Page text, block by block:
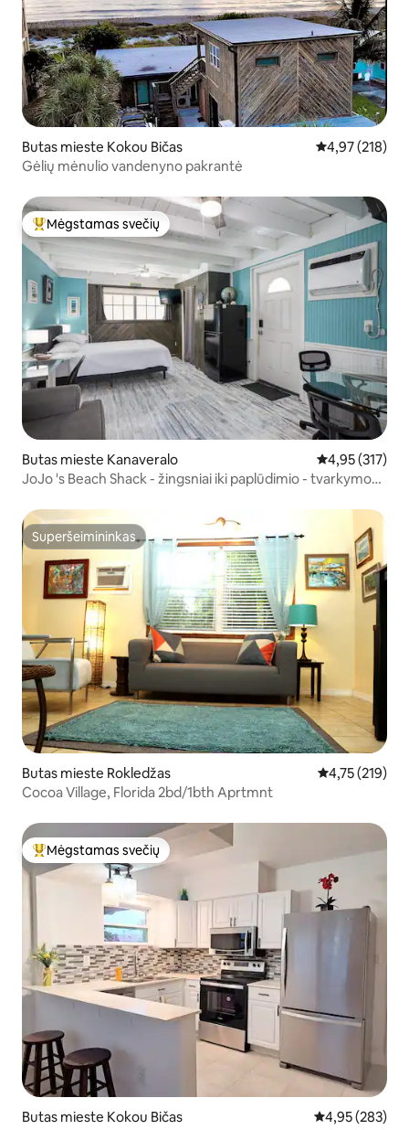
Butas mieste Kokou Bičas Vidutinis
4,97 (218)
Gėlių mėnulio vandenyno pakrantė
Svečių mėgstamiausias
Mėgstamas svečių
Butas mieste Kanaveralo Vidutinis
4,95 (317)
JoJo 's Beach Shack - žingsniai iki paplūdimio - tvarkymo
Superšeimininkas
Superšeimininkas
Butas mieste Rokledžas Vidutinis
4,75 (219)
Cocoa Village, Florida 2bd/1bth Aprtmnt
Svečių mėgstamiausias
Mėgstamas svečių
Butas mieste Kokou Bičas Vidutinis
4,95 (283)